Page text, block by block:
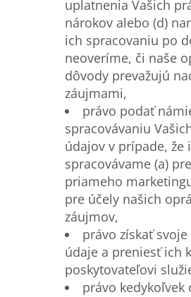
uplatnenia Vašich
nárokov alebo (d)
ich spracovaniu po
neoveríme, či naše
dôvody prevažujú
záujmami,
právo podať
spracovávaniu
údajov v prípade, že
spracovávame (a)
priameho
pre účely našich
záujmov,
právo získať
údaje a preniesť ich
poskytovateľovi
právo kedykoľvek